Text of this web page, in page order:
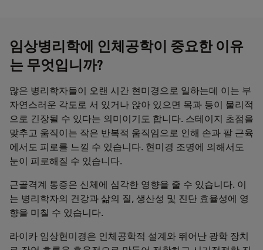
임상병리학에 인체공학이 중요한 이유
는 무엇입니까?
많은 병리학자들이 오랜 시간 현미경으로 일하는데 이는 부
자연스러운 각도로 서 있거나 앉아 있으면 목과 등이 물리적
으로 긴장될 수 있다는 의미이기도 합니다. 스테이지 초점을
맞추고 움직이는 작은 반복적 움직임으로 인해 손과 팔 근육
에서도 피로를 느낄 수 있습니다. 현미경 조명에 의해서도
눈이 피로해질 수 있습니다.
근골격계 통증은 신체에 심각한 영향을 줄 수 있습니다. 이
는 병리학자의 건강과 삶의 질, 생산성 및 진단 효율성에 영
향을 미칠 수 있습니다.
라이카 임상현미경은 인체공학적 설계와 뛰어난 광학 장치